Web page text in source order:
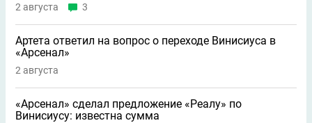
2 августа 3
Артета ответил на вопрос о переходе Винисиуса в
«Арсенал»
2 августа
«Арсенал» сделал предложение «Реалу» по
Винисиусу: известна сумма